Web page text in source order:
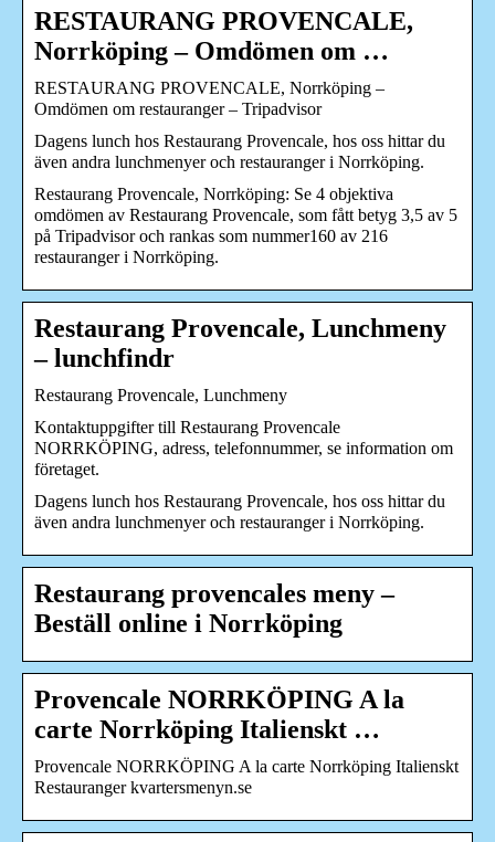
RESTAURANG PROVENCALE,
Norrköping – Omdömen om …
RESTAURANG PROVENCALE, Norrköping –
Omdömen om restauranger – Tripadvisor
Dagens lunch hos Restaurang Provencale, hos oss hittar du
även andra lunchmenyer och restauranger i Norrköping.
Restaurang Provencale, Norrköping: Se 4 objektiva
omdömen av Restaurang Provencale, som fått betyg 3,5 av 5
på Tripadvisor och rankas som nummer160 av 216
restauranger i Norrköping.
Restaurang Provencale, Lunchmeny
– lunchfindr
Restaurang Provencale, Lunchmeny
Kontaktuppgifter till Restaurang Provencale
NORRKÖPING, adress, telefonnummer, se information om
företaget.
Dagens lunch hos Restaurang Provencale, hos oss hittar du
även andra lunchmenyer och restauranger i Norrköping.
Restaurang provencales meny –
Beställ online i Norrköping
Provencale NORRKÖPING A la
carte Norrköping Italienskt …
Provencale NORRKÖPING A la carte Norrköping Italienskt
Restauranger kvartersmenyn.se